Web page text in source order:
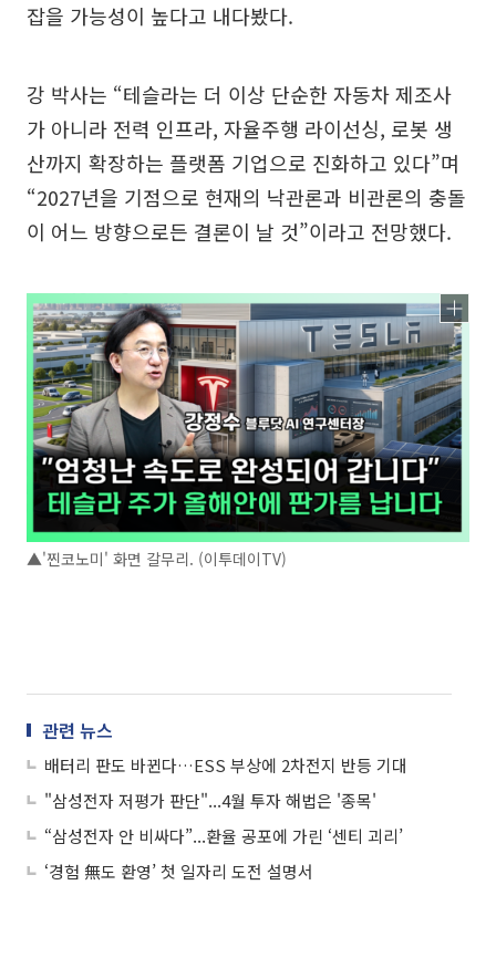
잡을 가능성이 높다고 내다봤다.
강 박사는 “테슬라는 더 이상 단순한 자동차 제조사
가 아니라 전력 인프라, 자율주행 라이선싱, 로봇 생
산까지 확장하는 플랫폼 기업으로 진화하고 있다”며
“2027년을 기점으로 현재의 낙관론과 비관론의 충돌
이 어느 방향으로든 결론이 날 것”이라고 전망했다.
▲'찐코노미' 화면 갈무리. (이투데이TV)
관련 뉴스
배터리 판도 바뀐다…ESS 부상에 2차전지 반등 기대
"삼성전자 저평가 판단"...4월 투자 해법은 '종목'
“삼성전자 안 비싸다”...환율 공포에 가린 ‘센티 괴리’
‘경험 無도 환영’ 첫 일자리 도전 설명서